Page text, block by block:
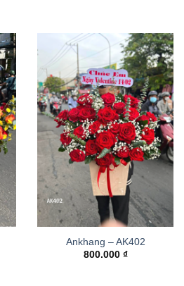
Ankhang – AK402
800.000 ₫